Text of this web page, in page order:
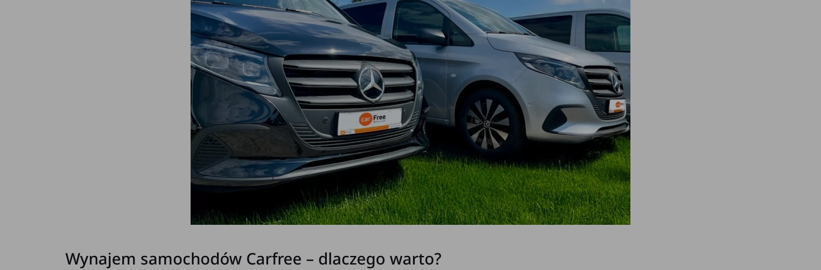
Wynajem samochodów Carfree – dlaczego warto?